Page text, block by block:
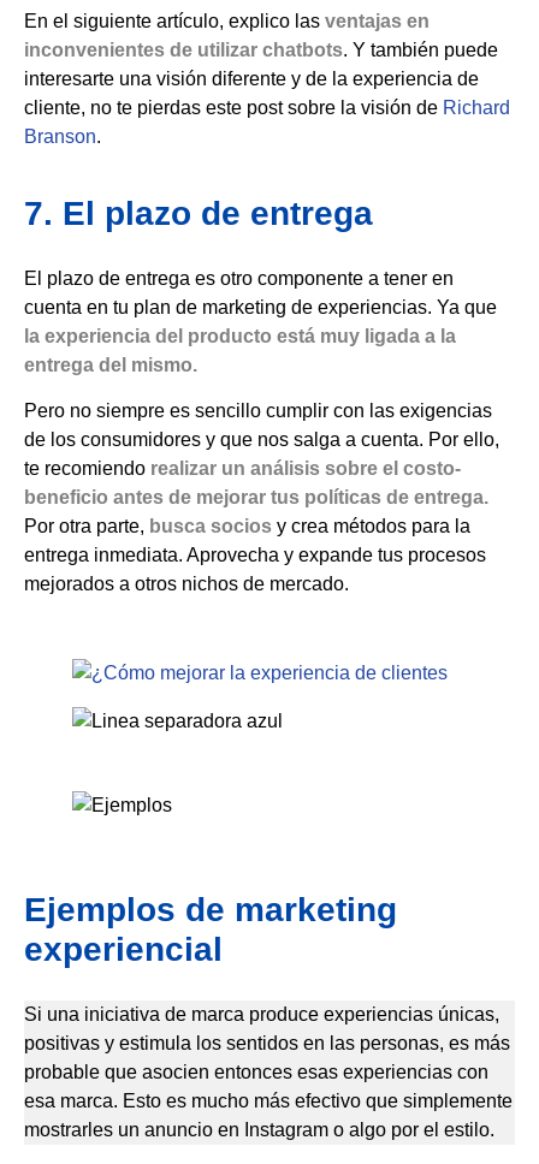
En el siguiente artículo, explico las ventajas en
inconvenientes de utilizar chatbots. Y también puede
interesarte una visión diferente y de la experiencia de
cliente, no te pierdas este post sobre la visión de Richard
Branson.
7. El plazo de entrega
El plazo de entrega es otro componente a tener en
cuenta en tu plan de marketing de experiencias. Ya que
la experiencia del producto está muy ligada a la
entrega del mismo.
Pero no siempre es sencillo cumplir con las exigencias
de los consumidores y que nos salga a cuenta. Por ello,
te recomiendo realizar un análisis sobre el costo-
beneficio antes de mejorar tus políticas de entrega.
Por otra parte, busca socios y crea métodos para la
entrega inmediata. Aprovecha y expande tus procesos
mejorados a otros nichos de mercado.
Ejemplos de marketing
experiencial
Si una iniciativa de marca produce experiencias únicas,
positivas y estimula los sentidos en las personas, es más
probable que asocien entonces esas experiencias con
esa marca. Esto es mucho más efectivo que simplemente
mostrarles un anuncio en Instagram o algo por el estilo.